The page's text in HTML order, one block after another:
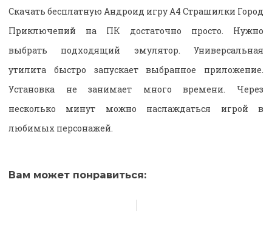
Скачать бесплатную Андроид игру А4 Страшилки Город
Приключений на ПК достаточно просто. Нужно
выбрать подходящий эмулятор. Универсальная
утилита быстро запускает выбранное приложение.
Установка не занимает много времени. Через
несколько минут можно наслаждаться игрой в
любимых персонажей.
Вам может понравиться: